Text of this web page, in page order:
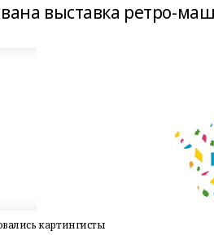
выставка ретро-
картингисты